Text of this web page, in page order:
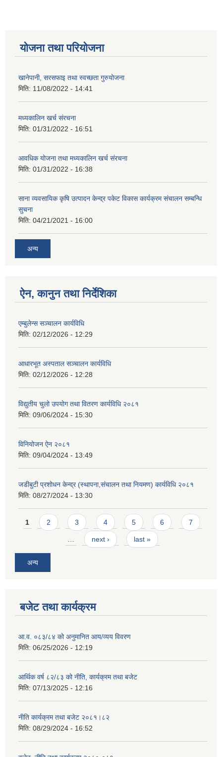
योजना तथा परियोजना
खानेपानी, सरसफाइ तथा स्वच्छता गुरुयोजना
मिति: 11/08/2022 - 14:41
मध्यकालिन खर्च संरचना
मिति: 01/31/2022 - 16:51
आवधिक योजना तथा मध्यकालिन खर्च संरचना
मिति: 01/31/2022 - 16:38
साना व्यवसायिक कृषि उत्पादन केन्द्र पकेट विकास कार्यक्रम संचालन सम्बन्धि
सुचना
मिति: 04/21/2021 - 16:00
अन्य
ऐन, कानुन तथा निर्देशिका
एम्बुलेन्स सञ्चालन कार्यविधि
मिति: 02/12/2026 - 12:29
आधारभूत अस्पताल सञ्चालन कार्यविधि
मिति: 02/12/2026 - 12:28
विद्युतीय चुलो उपयोग तथा वितरण कार्यविधि २०८१
मिति: 09/06/2024 - 15:30
विनियोजन ऐन २०८१
मिति: 09/04/2024 - 13:49
जडीबुटी प्रशोधन केन्द्र (स्थापना,संचालन तथा नियमण) कार्यविधि २०८१
मिति: 08/27/2024 - 13:30
Pages
1 2 3 4 5 6 7
… next › last »
अन्य
बजेट तथा कार्यक्रम
आ.व. ०८३/८४ को अनुमानित आय/व्यय विवरण
मिति: 06/25/2026 - 12:19
आर्थिक वर्ष ८२/८३ को नीति, कार्यक्रम तथा बजेट
मिति: 07/13/2025 - 12:16
नीति कार्यक्रम तथा बजेट २०८१।८२
मिति: 08/29/2024 - 16:52